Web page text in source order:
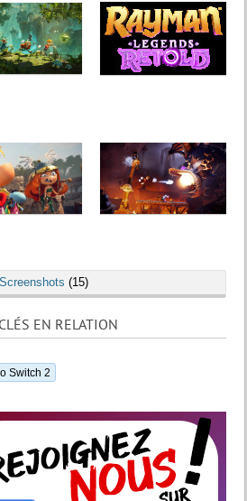
Screenshots (15)
EN RELATION
Switch 2